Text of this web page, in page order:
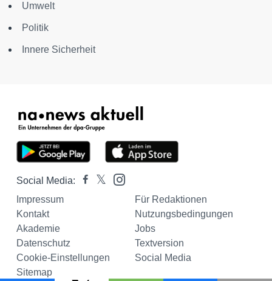
Umwelt
Politik
Innere Sicherheit
Social Media:
Impressum
Für Redaktionen
Kontakt
Nutzungsbedingungen
Akademie
Jobs
Datenschutz
Textversion
Cookie-Einstellungen
Social Media
Sitemap